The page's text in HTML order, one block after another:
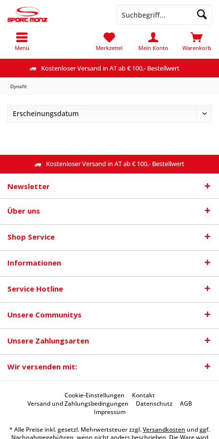
Kostenloser Versand in AT ab € 100,- Bestellwert
Menü Warenkorb
Merkzettel Mein Konto
Dynafit
Kostenloser Versand in AT ab € 100,- Bestellwert
Newsletter
Über uns
Shop Service
Informationen
Service Hotline
Unsere Communitys
Unsere Zahlungsarten
Wir versenden mit:
Cookie-Einstellungen
Kontakt
Versand und Zahlungsbedingungen
Datenschutz
AGB
Impressum
* Alle Preise inkl. gesetzl. Mehrwertsteuer zzgl.Versandkosten und ggf.
Nachnahmegebühren, wenn nicht anders beschrieben. Die Ware wird